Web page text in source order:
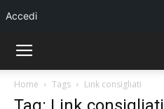
Home Tags Link consigliati
Accedi